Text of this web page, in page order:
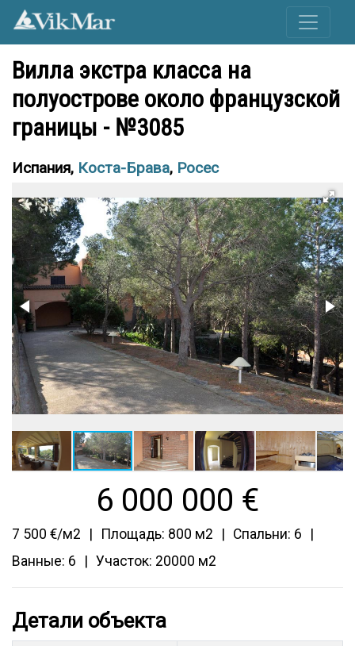
Вилла экстра класса на
полуострове около французской
границы - №3085
Испания, Коста-Брава, Росес
6 000 000 €
7 500 €/м2 Площадь: 800 м2
Спальни: 6
Ванные: 6
Участок: 20000 м2
Детали объекта